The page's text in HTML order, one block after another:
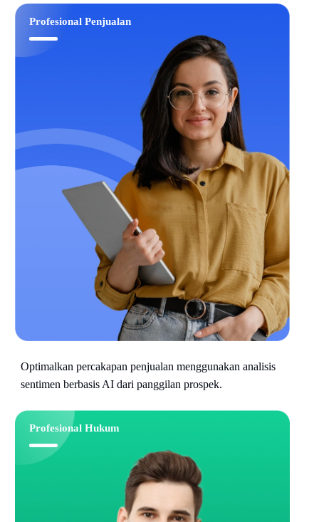
Profesional Penjualan
Optimalkan percakapan penjualan menggunakan analisis
sentimen berbasis AI dari panggilan prospek.
Profesional Hukum